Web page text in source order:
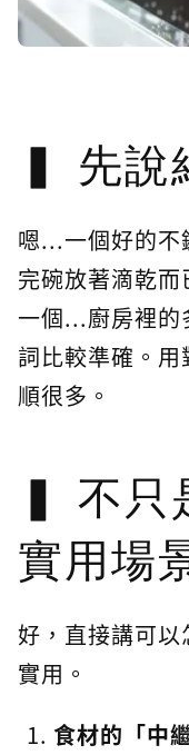
先說
嗯...一個好的不
完碗放著滴乾
一個...廚房裡的
詞比較準確。
順很多。
不只
實用場
好，直接講可
實用。
食材的「中